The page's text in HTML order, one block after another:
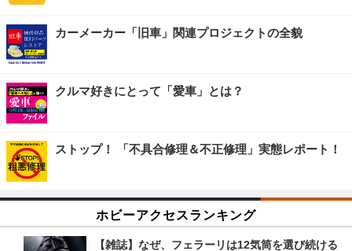
カーメーカー「旧車」関連プロジェクトの全貌
クルマ好きにとって「愛車」とは？
ストップ！ 「不具合修理＆不正修理」実態レポート！
ホビーアクセスランキング
【雑誌】なぜ、フェラーリは12気筒を選び続ける